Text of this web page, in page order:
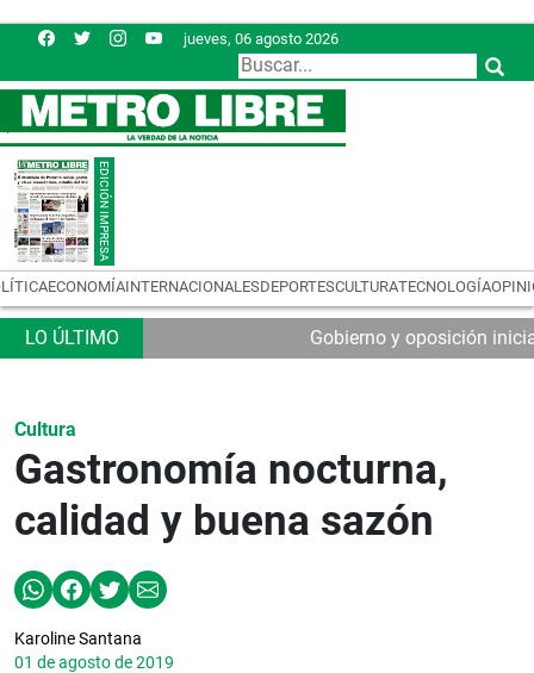
jueves, 06 agosto 2026
ECONOMÍAINTERNACIONALESDEPORTESCULTURATECNOLOGÍA
Gobierno y oposición
Cultura
Gastronomía nocturna,
calidad y buena sazón
Karoline Santana
01 de agosto de 2019